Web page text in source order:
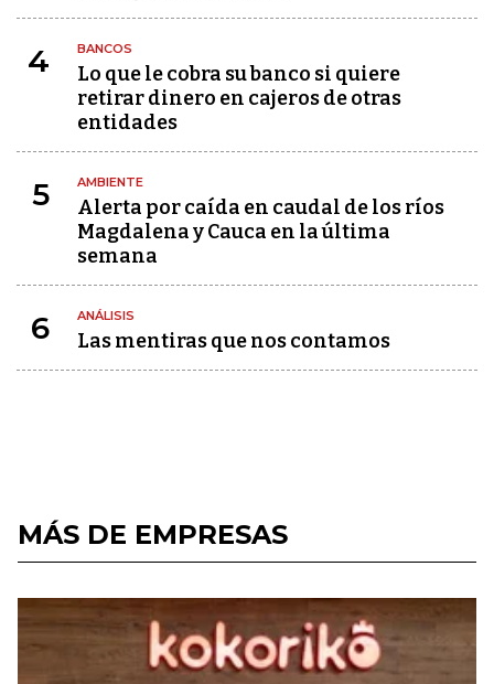
4 BANCOS
Lo que le cobra su banco si quiere
retirar dinero en cajeros de otras
entidades
5 AMBIENTE
Alerta por caída en caudal de los ríos
Magdalena y Cauca en la última
semana
6 ANÁLISIS
Las mentiras que nos contamos
MÁS DE EMPRESAS